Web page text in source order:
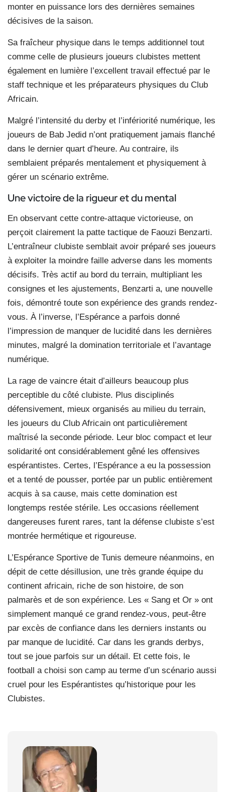
monter en puissance lors des dernières semaines
décisives de la saison.
Sa fraîcheur physique dans le temps additionnel tout
comme celle de plusieurs joueurs clubistes mettent
également en lumière l’excellent travail effectué par le
staff technique et les préparateurs physiques du Club
Africain.
Malgré l’intensité du derby et l’infériorité numérique, les
joueurs de Bab Jedid n’ont pratiquement jamais flanché
dans le dernier quart d’heure. Au contraire, ils
semblaient préparés mentalement et physiquement à
gérer un scénario extrême.
Une victoire de la rigueuret du mental
En observant cette contre-attaque victorieuse, on
perçoit clairement la patte tactique de Faouzi Benzarti.
L’entraîneur clubiste semblait avoir préparé ses joueurs
à exploiter la moindre faille adverse dans les moments
décisifs. Très actif au bord du terrain, multipliant les
consignes et les ajustements, Benzarti a, une nouvelle
fois, démontré toute son expérience des grands rendez-
vous. À l’inverse, l’Espérance a parfois donné
l’impression de manquer de lucidité dans les dernières
minutes, malgré la domination territoriale et l’avantage
numérique.
La rage de vaincre était d’ailleurs beaucoup plus
perceptible du côté clubiste. Plus disciplinés
défensivement, mieux organisés au milieu du terrain,
les joueurs du Club Africain ont particulièrement
maîtrisé la seconde période. Leur bloc compact et leur
solidarité ont considérablement gêné les offensives
espérantistes. Certes, l’Espérance a eu la possession
et a tenté de pousser, portée par un public entièrement
acquis à sa cause, mais cette domination est
longtemps restée stérile. Les occasions réellement
dangereuses furent rares, tant la défense clubiste s’est
montrée hermétique et rigoureuse.
L’Espérance Sportive de Tunis demeure néanmoins, en
dépit de cette désillusion, une très grande équipe du
continent africain, riche de son histoire, de son
palmarès et de son expérience. Les « Sang et Or » ont
simplement manqué ce grand rendez-vous, peut-être
par excès de confiance dans les derniers instants ou
par manque de lucidité. Car dans les grands derbys,
tout se joue parfois sur un détail. Et cette fois, le
football a choisi son camp au terme d’un scénario aussi
cruel pour les Espérantistes qu’historique pour les
Clubistes.